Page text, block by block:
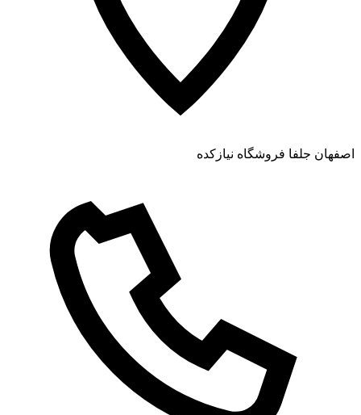
اصفهان جلفا فروشگاه نیازکده